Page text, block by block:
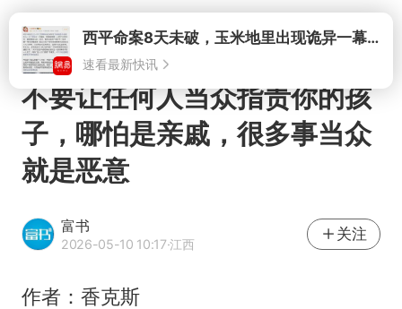
打开
不要让任何人当众指责你的孩
子，哪怕是亲戚，很多事当众
就是恶意
富书
2026-05-10 10:17·江西
关注
作者：香克斯